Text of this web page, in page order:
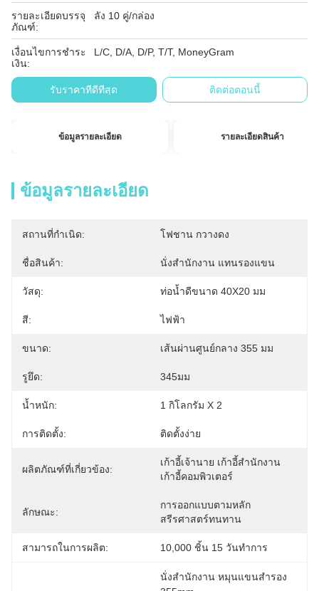
รายละเอียดบรรจุ
ภัณฑ์:
ลัง 10 คู่/กล่อง
เงื่อนไขการชำระ
เงิน:
L/C, D/A, D/P, T/T, MoneyGram
รับราคาที่ดีที่สุด ติดต่อตอนนี้
ข้อมูลรายละเอียด รายละเอียดสินค้า
ข้อมูลรายละเอียด
สถานที่กำเนิด: โฟชาน กวางดง
ชื่อสินค้า: นั่งสํานักงาน แทนรองแขน
วัสดุ: ท่อน้ำดีขนาด 40X20 มม
สี: ไฟฟ้า
ขนาด: เส้นผ่านศูนย์กลาง 355 มม
รูยึด: 345มม
น้ำหนัก: 1 กิโลกรัม X 2
การติดตั้ง: ติดตั้งง่าย
ผลิตภัณฑ์ที่เกี่ยวข้อง:
เก้าอี้เจ้านาย เก้าอี้สำนักงาน
เก้าอี้คอมพิวเตอร์
ลักษณะ:
การออกแบบตามหลัก
สรีรศาสตร์ทนทาน
สามารถในการผลิต: 10,000 ชิ้น 15 วันทำการ
นั่งสํานักงาน หมุนแขนสํารอง